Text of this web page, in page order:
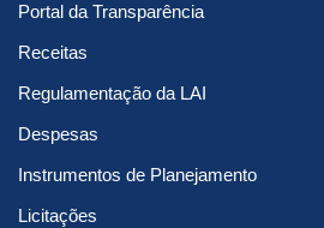
Portal da Transparência
Receitas
Regulamentação da LAI
Despesas
Instrumentos de Planejamento
Licitações